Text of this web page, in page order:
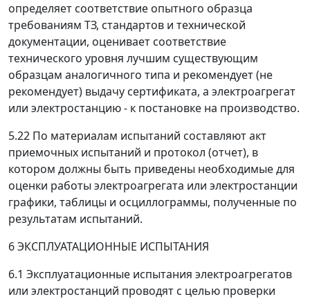
определяет соответствие опытного образца
требованиям ТЗ, стандартов и технической
документации, оценивает соответствие
технического уровня лучшим существующим
образцам аналогичного типа и рекомендует (не
рекомендует) выдачу сертификата, а электроагрегат
или электростанцию - к постановке на производство.
5.22 По материалам испытаний составляют акт
приемочных испытаний и протокол (отчет), в
котором должны быть приведены необходимые для
оценки работы электроагрегата или электростанции
графики, таблицы и осциллограммы, полученные по
результатам испытаний.
6 ЭКСПЛУАТАЦИОННЫЕ ИСПЫТАНИЯ
6.1 Эксплуатационные испытания электроагрегатов
или электростанций проводят с целью проверки